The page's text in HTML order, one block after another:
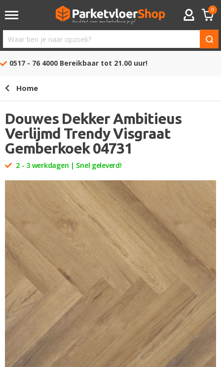
ACCOUNT
0
Waar
ben
opzoek?
0517 - 76 4000 Bereikbaar tot 21.00 uur!
Home
Douwes Dekker Ambitieus
Verlijmd Trendy Visgraat
Gemberkoek 04731
2 - 3 werkdagen | Snel geleverd!
einde
van
de
afbeeldingen-
gallerij